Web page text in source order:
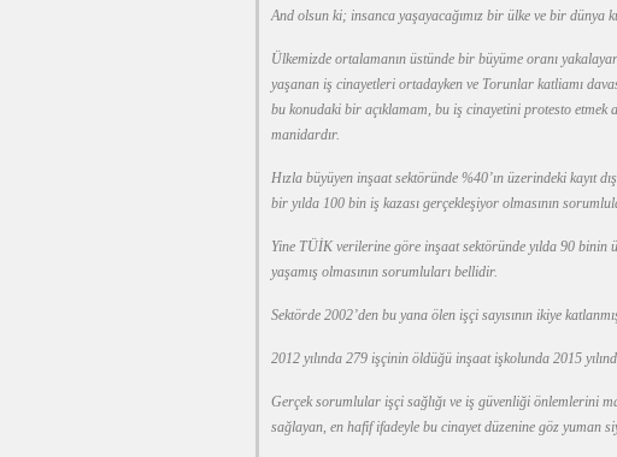
And olsun ki; insanca yaşayacağımız bir ülke ve bir dünya
Ülkemizde ortalamanın üstünde bir büyüme oranı
yaşanan iş cinayetleri ortadayken ve Torunlar katliamı
bu konudaki bir açıklamam, bu iş cinayetini protesto etmek
manidardır.
Hızla büyüyen inşaat sektöründe %40’ın üzerindeki kayıt
bir yılda 100 bin iş kazası gerçekleşiyor olmasının
Yine TÜİK verilerine göre inşaat sektöründe yılda 90 binin
yaşamış olmasının sorumluları bellidir.
Sektörde 2002’den bu yana ölen işçi sayısının ikiye
2012 yılında 279 işçinin öldüğü inşaat işkolunda 2015
Gerçek sorumlular işçi sağlığı ve iş güvenliği önlemlerini
sağlayan, en hafif ifadeyle bu cinayet düzenine göz yuman